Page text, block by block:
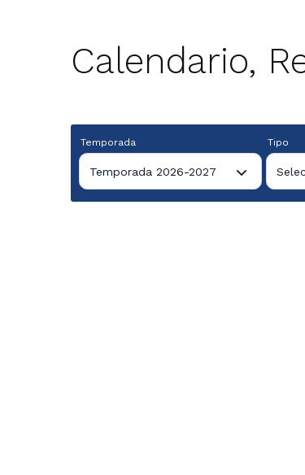
Calendario,
Temporada
Temporada 2026-2027
Tipo